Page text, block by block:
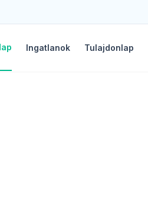
Ingatlanok Tulajdonlap